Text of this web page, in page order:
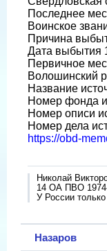
Последнее
Воинское
Причина
Дата выбытия
Первичное
Волошинский
Название
Номер фонда
Номер описи
Номер дела
https://obd-
Николай
14 ОА ПВО
У России
Назаров